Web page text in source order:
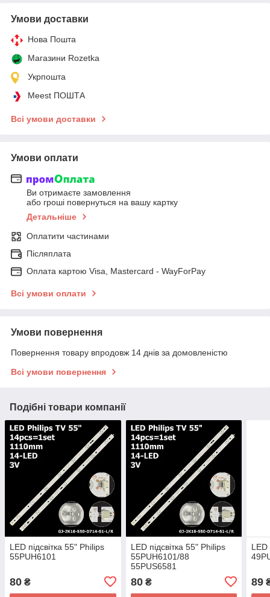
Умови доставки
Нова Пошта
Магазини Rozetka
Укрпошта
Meest ПОШТА
Всі умови доставки
Умови оплати
Ви отримаєте замовлення
або гроші повернуться на вашу картку
Детальніше
Оплатити частинами
Післяплата
Оплата картою Visa, Mastercard - WayForPay
Всі умови оплати
Умови повернення
Повернення товару впродовж 14 днів за домовленістю
Всі умови повернення
Подібні товари компанії
LED підсвітка 55" Philips
55PUH6101
80 ₴
LED підсвітка 55" Philips
55PUH6101/88
55PUS6581
80₴
LED
89